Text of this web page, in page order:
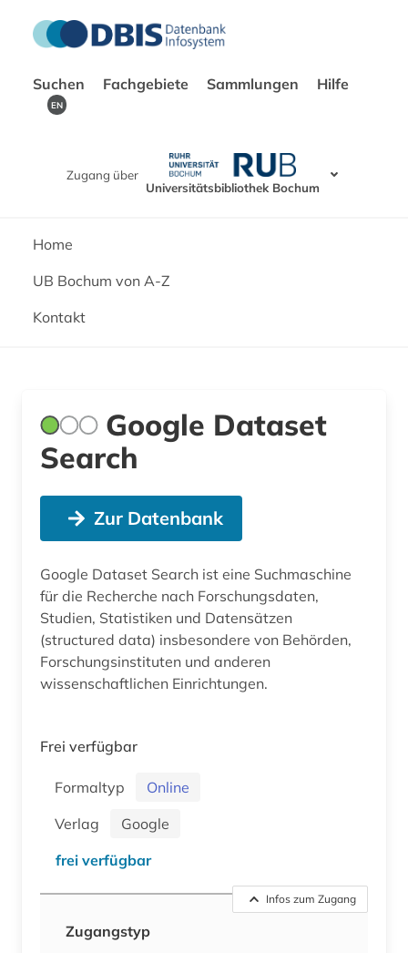
Suchen Fachgebiete Sammlungen Hilfe
EN
Zugang über
Universitätsbibliothek Bochum
Home
UB Bochum von A-Z
Kontakt
Google Dataset
Search
Zur Datenbank
Google Dataset Search ist eine Suchmaschine
für die Recherche nach Forschungsdaten,
Studien, Statistiken und Datensätzen
(structured data) insbesondere von Behörden,
Forschungsinstituten und anderen
wissenschaftlichen Einrichtungen.
Frei verfügbar
Formaltyp
Online
Verlag
Google
frei verfügbar
Infos zum Zugang
Zugangstyp